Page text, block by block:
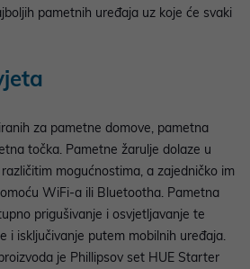
pametnih uređaja uz koje će svaki
za pametne domove, pametna
točka. Pametne žarulje dolaze u
mogućnostima, a zajedničko im
WiFi-a ili Bluetootha. Pametna
prigušivanje i osvjetljavanje te
i isključivanje putem mobilnih uređaja.
je Phillipsov set HUE Starter